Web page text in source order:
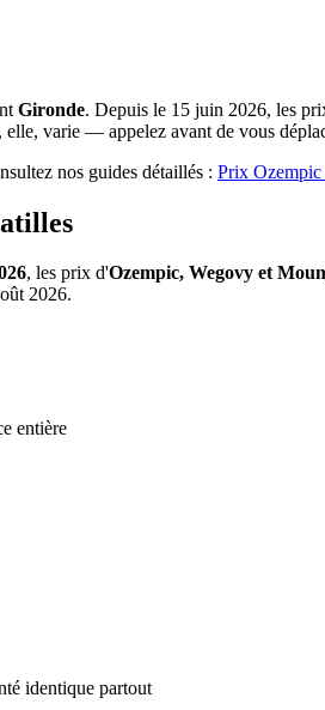
Gironde. Depuis le 15 juin 2026, les
varie — appelez avant de vous
nos guides détaillés : Prix Ozempic
, les prix d'Ozempic, Wegovy et
2026.
entière
identique partout